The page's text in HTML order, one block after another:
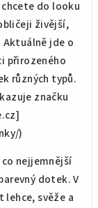
do looku
živější,
jde o
přirozeného
různých typů.
značku
)
nejjemnější
dotek. V
lehce, svěže a